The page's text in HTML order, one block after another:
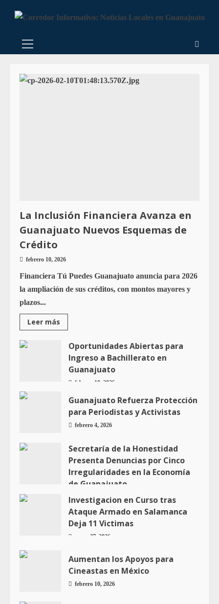
La Inclusión Financiera Avanza en
Guanajuato Nuevos Esquemas de
Crédito
febrero 10, 2026
Financiera Tú Puedes Guanajuato anuncia para 2026
la ampliación de sus créditos, con montos mayores y
plazos...
Leer más
Oportunidades Abiertas para
Ingreso a Bachillerato en
Guanajuato
febrero 10, 2026
Guanajuato Refuerza Protección
para Periodistas y Activistas
febrero 4, 2026
Secretaría de la Honestidad
Presenta Denuncias por Cinco
Irregularidades en la Economía
de Guanajuato
febrero 4, 2026
Investigacion en Curso tras
Ataque Armado en Salamanca
Deja 11 Victimas
enero 27, 2026
Aumentan los Apoyos para
Cineastas en México
febrero 10, 2026